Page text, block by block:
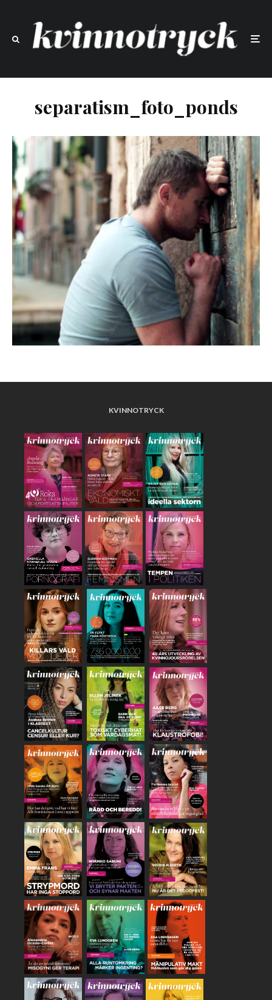
separatism_foto_ponds
KVINNOTRYCK